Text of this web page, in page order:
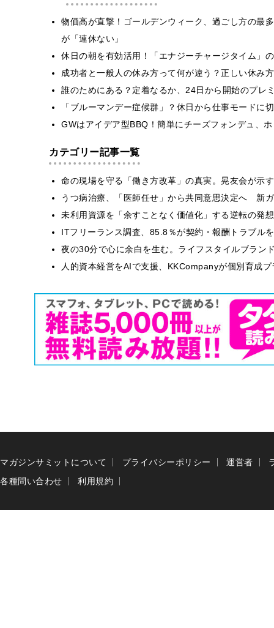
物価高が直撃！ゴールデンウィーク、過ごし方の
が「連休ない」
休日の朝を有効活用！「エナジーチャージタイム」
成功者と一般人の休み方って何が違う？正しい休み
誰のためにある？定着なるか、24日から開始のプレ
「ブルーマンデー症候群」？休日から仕事モードに
GWはアイデア型BBQ！簡単にチーズフォンデュ、
カテゴリー記事一覧
命の現場を守る「働き方改革」の真実。晃友会が示
うつ病治療、「医師任せ」から共同意思決定へ 新
未利用資源を「余すことなく価値化」する逆転の発
ITフリーランス調査、85.8％が契約・報酬トラブ
夜の30分で心に余白を生む。ライフスタイルブラン
人的資本経営をAIで支援、KKCompanyが個別育成
マガジンサミットについて プライバシーポリシー 運営者
各種問い合わせ
利用規約